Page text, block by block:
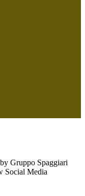
Gruppo Spaggiari
Social Media